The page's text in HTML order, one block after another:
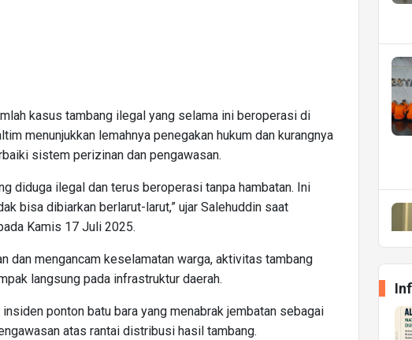
kasus tambang ilegal yang selama ini beroperasi di
menunjukkan lemahnya penegakan hukum dan kurangnya
sistem perizinan dan pengawasan.
diduga ilegal dan terus beroperasi tanpa hambatan. Ini
bisa dibiarkan berlarut-larut,” ujar Salehuddin saat
Kamis 17 Juli 2025.
dan mengancam keselamatan warga, aktivitas tambang
langsung pada infrastruktur daerah.
ponton batu bara yang menabrak jembatan sebagai
atas rantai distribusi hasil tambang.